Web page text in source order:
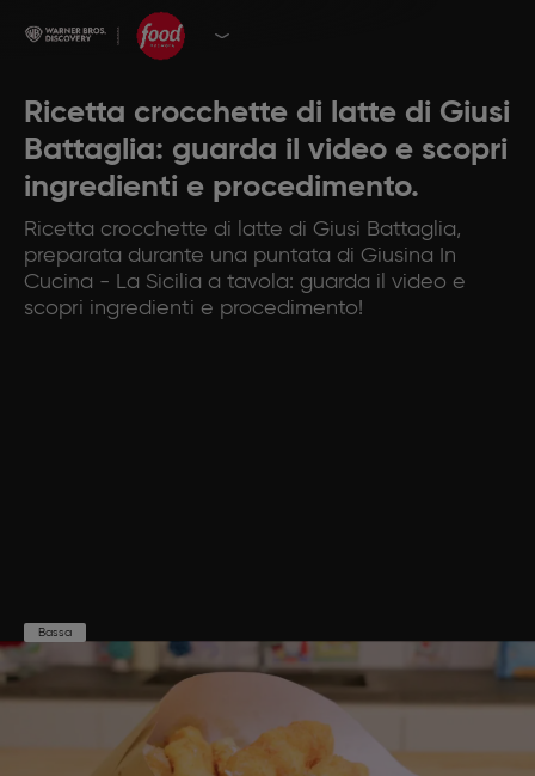
Ricetta crocchette di latte di Giusi
Battaglia: guarda il video e scopri
ingredienti e procedimento.
Ricetta crocchette di latte di Giusi Battaglia,
preparata durante una puntata di Giusina In
Cucina - La Sicilia a tavola: guarda il video e
scopri ingredienti e procedimento!
Bassa
Preparazione
30'
Cottura Porzioni
6